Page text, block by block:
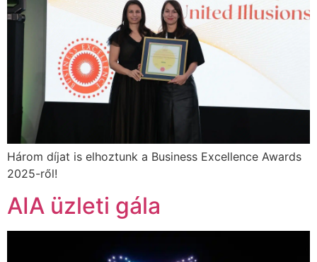
Három díjat is elhoztunk a Business Excellence Awards
2025-ről!
AIA üzleti gála